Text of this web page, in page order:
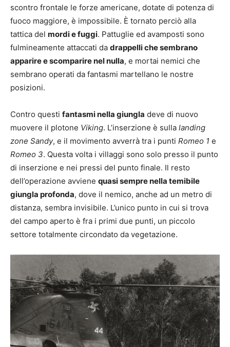
scontro frontale le forze americane, dotate di potenza di
fuoco maggiore, è impossibile. È tornato perciò alla
tattica del mordi e fuggi. Pattuglie ed avamposti sono
fulmineamente attaccati da drappelli che sembrano
apparire e scomparire nel nulla, e mortai nemici che
sembrano operati da fantasmi martellano le nostre
posizioni.
Contro questi fantasmi nella giungla deve di nuovo
muovere il plotone Viking. L’inserzione è sulla landing
zone Sandy, e il movimento avverrà tra i punti Romeo 1 e
Romeo 3. Questa volta i villaggi sono solo presso il punto
di inserzione e nei pressi del punto finale. Il resto
dell’operazione avviene quasi sempre nella temibile
giungla profonda, dove il nemico, anche ad un metro di
distanza, sembra invisibile. L’unico punto in cui si trova
del campo aperto è fra i primi due punti, un piccolo
settore totalmente circondato da vegetazione.